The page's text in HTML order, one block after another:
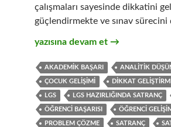
çalışmaları sayesinde dikkatini
güçlendirmekte ve sınav
LGS Hazırlığında Satrancın 7
yazısına devam et →
AKADEMIK BAŞARI ANALITIK
ÇOCUK GELIŞIMI DIKKAT
LGS LGS HAZIRLIĞINDA SATRANÇ
ÖĞRENCI BAŞARISI ÖĞRENCI
PROBLEM ÇÖZME SATRANÇ